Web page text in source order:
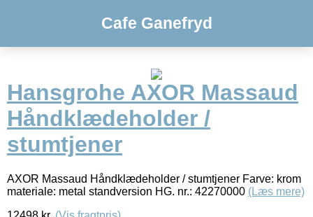
Cafe Ganefryd
Hansgrohe AXOR Massaud
Håndklædeholder /
stumtjener
AXOR Massaud Håndklædeholder / stumtjener Farve: krom
materiale: metal standversion HG. nr.: 42270000 (Læs mere)